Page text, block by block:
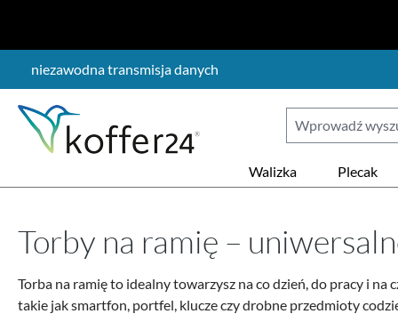
niezawodna transmisja danych
Walizka Plecak
Torby na ramię –
Torba na ramię to idealny towarzysz na co dzień, do pracy i
takie jak smartfon, portfel, klucze czy drobne przedmioty